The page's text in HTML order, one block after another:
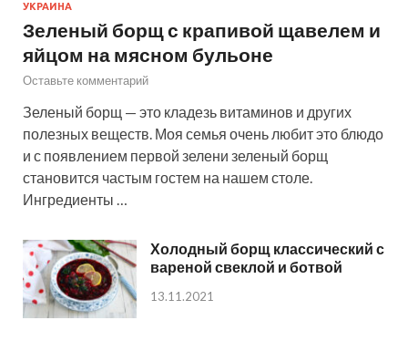
УКРАИНА
Зеленый борщ с крапивой щавелем и
яйцом на мясном бульоне
Оставьте комментарий
Зеленый борщ — это кладезь витаминов и других
полезных веществ. Моя семья очень любит это блюдо
и с появлением первой зелени зеленый борщ
становится частым гостем на нашем столе.
Ингредиенты …
Холодный борщ классический с
вареной свеклой и ботвой
13.11.2021